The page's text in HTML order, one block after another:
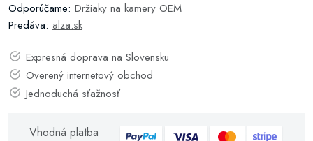
Odporúčame: Držiaky na kamery OEM
Predáva: alza.sk
Expresná doprava na Slovensku
Overený internetový obchod
Jednoduchá sťažnosť
Vhodná platba